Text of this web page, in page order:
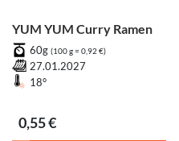
YUM YUM Curry Ramen
60g (100 g = 0,92 €)
27.01.2027
18°
0,55 €